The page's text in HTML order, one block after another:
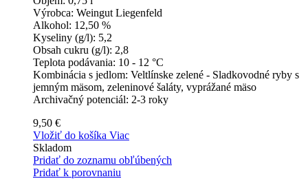
Výrobca: Weingut Liegenfeld
Alkohol: 12,50 %
Kyseliny (g/l): 5,2
Obsah cukru (g/l): 2,8
Teplota podávania: 10 - 12 °C
Kombinácia s jedlom: Veltlínske zelené - Sladkovodné ryby s
jemným mäsom, zeleninové šaláty, vyprážané mäso
Archivačný potenciál: 2-3 roky
9,50 €
Vložiť do košíka Viac
Skladom
Pridať do zoznamu obľúbených
Pridať k porovnaniu